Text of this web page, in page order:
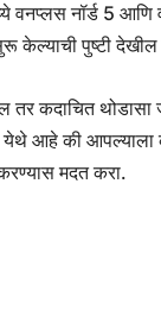
नॉर्ड 5 आणि
केल्याची पुष्टी
तर कदाचित
आहे की
मदत करा.